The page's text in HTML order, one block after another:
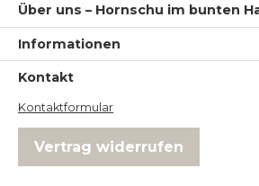
Über uns – Hornschu im bunten
Informationen
Kontakt
Kontaktformular
Vertrag widerrufen